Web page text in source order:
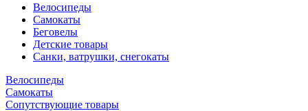
Велосипеды
Самокаты
Беговелы
Детские товары
Санки, ватрушки, снегокаты
Велосипеды
Самокаты
Сопутствующие товары